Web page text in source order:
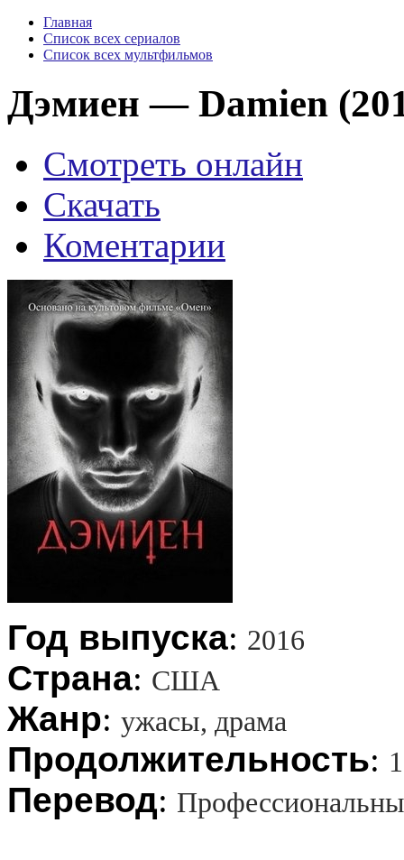
Главная
Список всех сериалов
Список всех мультфильмов
Дэмиен — Damien
Смотреть онлайн
Скачать
Коментарии
Год выпуска: 2016
Страна: США
Жанр: ужасы, драма
Продолжительность:
Перевод: